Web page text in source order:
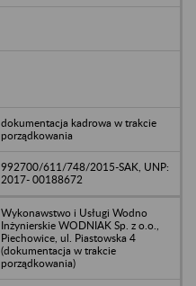
dokumentacja kadrowa w trakcie
porządkowania
992700/611/748/2015-SAK, UNP:
2017- 00188672
Wykonawstwo i Usługi Wodno
Inżynierskie WODNIAK Sp. z o.o.,
Piechowice, ul. Piastowska 4
(dokumentacja w trakcie
porządkowania)